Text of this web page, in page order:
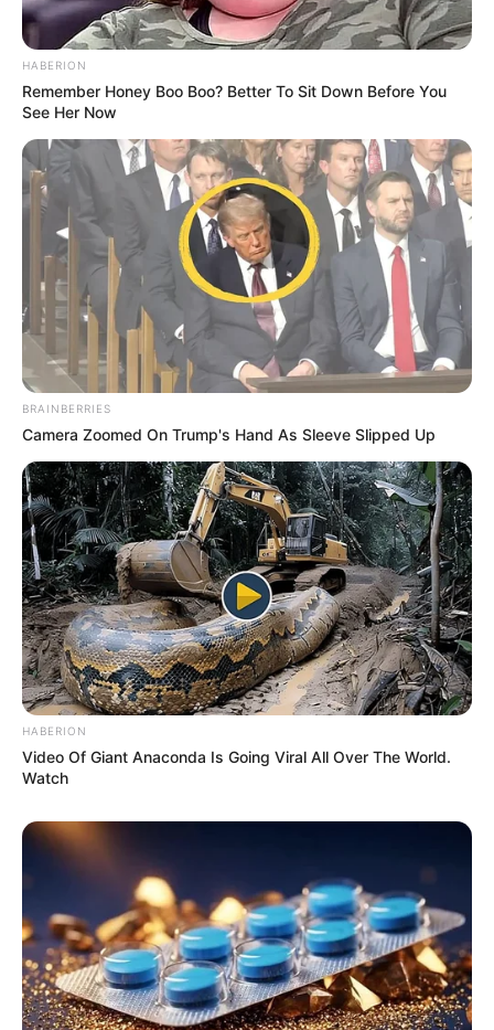
bestimmten Bedingungen für private und kommerzielle
Zwecke kostenlos benutzt werden. Weiteres siehe
Bilderfreigabe
Das Wissen, das die Bauern schon seit Jahrtausenden
bei der Tier- und Pflanzenzucht anwenden, hatte
Charles Darwin 1858 der universitären Welt gelehrt. Die
mussten die Abstammungslehre ja endlich auch mal
lernen.
weitere Kalauer
Quermania folgen: Impressum & Kontakt
Smartphone Startseite
Suchen:
Auf einigen Seiten dieses Projektes sind Affiliate-
Angebote integriert. Wenn etwas darüber gebucht oder
gekauft wird, ist das eine Unterstützung, ohne dass sich
dadurch der Preis ändert.
HABERION
Remember Honey Boo Boo? Better To Sit Down Before You
See Her Now
BRAINBERRIES
Camera Zoomed On Trump's Hand As Sleeve Slipped Up
HABERION
Video Of Giant Anaconda Is Going Viral All Over The World.
Watch